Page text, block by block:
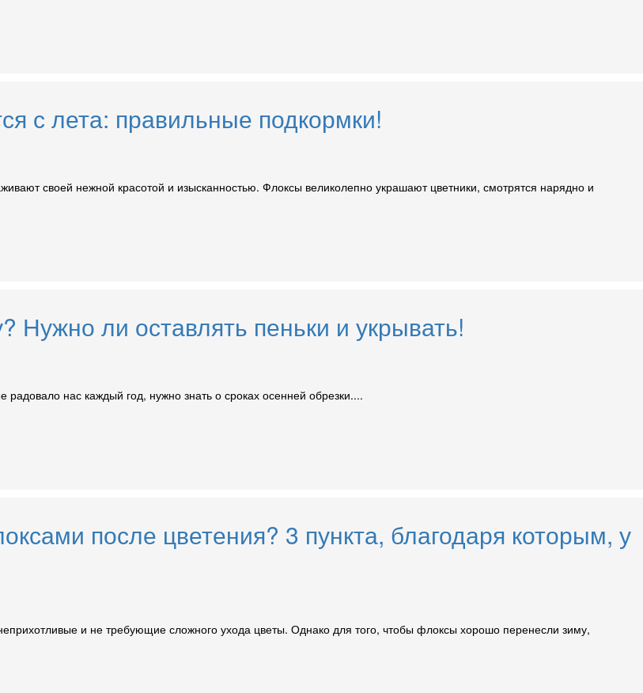
с лета: правильные подкормки!
своей нежной красотой и изысканностью. Флоксы великолепно украшают цветники, смотрятся нарядно и
Нужно ли оставлять пеньки и укрывать!
нас каждый год, нужно знать о сроках осенней обрезки....
после цветения? 3 пункта, благодаря которым, у
и не требующие сложного ухода цветы. Однако для того, чтобы флоксы хорошо перенесли зиму,